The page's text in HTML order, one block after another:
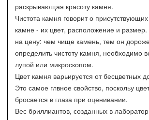
раскрывающая красоту камня.
Чистота камня говорит о
камне - их цвет, расположение и размер.
на цену: чем чище камень, тем он
определить чистоту камня, необходимо
лупой или микроскопом.
Цвет камня варьируется от бесцветных
Это самое глвное свойство, поскольу
бросается в глаза при оценивании.
Вес бриллиантов, созданных в